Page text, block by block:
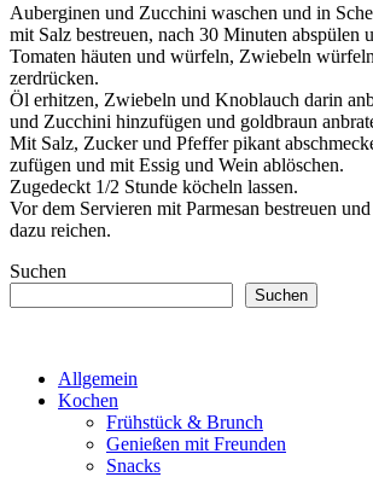
Auberginen und Zucchini waschen und in
mit Salz bestreuen, nach 30 Minuten abspülen
Tomaten häuten und würfeln, Zwiebeln
zerdrücken.
Öl erhitzen, Zwiebeln und Knoblauch darin
und Zucchini hinzufügen und goldbraun
Mit Salz, Zucker und Pfeffer pikant
zufügen und mit Essig und Wein ablöschen.
Zugedeckt 1/2 Stunde köcheln lassen.
Vor dem Servieren mit Parmesan bestreuen
dazu reichen.
Suchen
Suchen
Allgemein
Kochen
Frühstück & Brunch
Genießen mit Freunden
Snacks